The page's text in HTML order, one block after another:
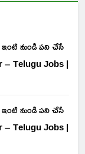
ఇంటి నుండి పని చేసే
– Telugu Jobs |
ఇంటి నుండి పని చేసే
– Telugu Jobs |